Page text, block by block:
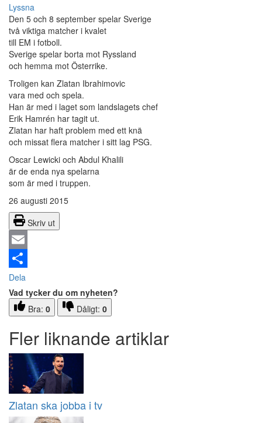
Lyssna
Den 5 och 8 september spelar Sverige
två viktiga matcher i kvalet
till EM i fotboll.
Sverige spelar borta mot Ryssland
och hemma mot Österrike.
Troligen kan Zlatan Ibrahimovic
vara med och spela.
Han är med i laget som landslagets chef
Erik Hamrén har tagit ut.
Zlatan har haft problem med ett knä
och missat flera matcher i sitt lag PSG.
Oscar Lewicki och Abdul Khalili
är de enda nya spelarna
som är med i truppen.
26 augusti 2015
Skriv ut
Email
Dela
Vad tycker du om nyheten?
Bra: 0 Dåligt: 0
Fler liknande artiklar
Zlatan ska jobba i tv